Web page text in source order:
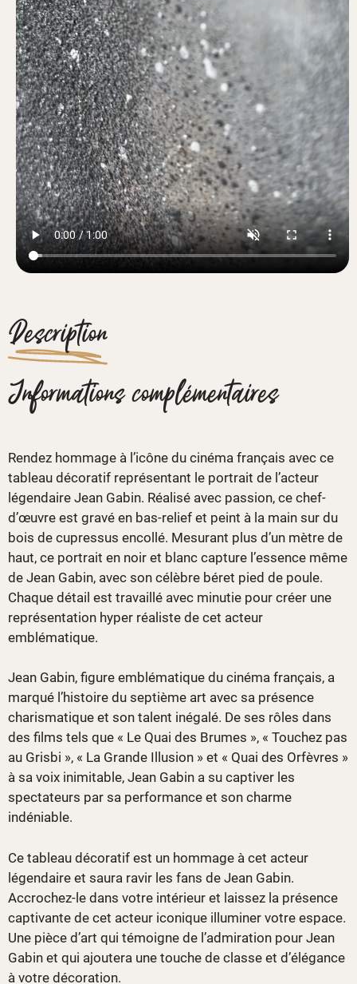
Description
Informations complémentaires
Rendez hommage à l’icône du cinéma français avec ce
tableau décoratif représentant le portrait de l’acteur
légendaire Jean Gabin. Réalisé avec passion, ce chef-
d’œuvre est gravé en bas-relief et peint à la main sur du
bois de cupressus encollé. Mesurant plus d’un mètre de
haut, ce portrait en noir et blanc capture l’essence même
de Jean Gabin, avec son célèbre béret pied de poule.
Chaque détail est travaillé avec minutie pour créer une
représentation hyper réaliste de cet acteur
emblématique.
Jean Gabin, figure emblématique du cinéma français, a
marqué l’histoire du septième art avec sa présence
charismatique et son talent inégalé. De ses rôles dans
des films tels que « Le Quai des Brumes », « Touchez pas
au Grisbi », « La Grande Illusion » et « Quai des Orfèvres »
à sa voix inimitable, Jean Gabin a su captiver les
spectateurs par sa performance et son charme
indéniable.
Ce tableau décoratif est un hommage à cet acteur
légendaire et saura ravir les fans de Jean Gabin.
Accrochez-le dans votre intérieur et laissez la présence
captivante de cet acteur iconique illuminer votre espace.
Une pièce d’art qui témoigne de l’admiration pour Jean
Gabin et qui ajoutera une touche de classe et d’élégance
à votre décoration.